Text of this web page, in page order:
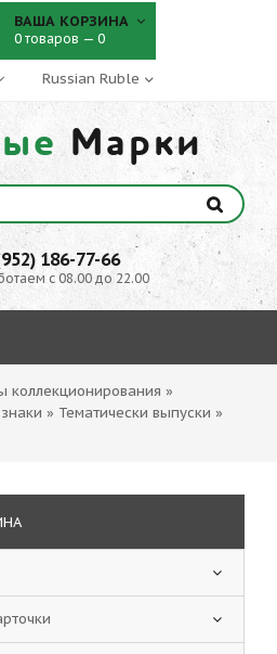
Марки
186-77-66
с 08.00 до 22.00
ВАША КОРЗИНА
0 товаров — 0
коллекционирования »
» Тематически выпуски »